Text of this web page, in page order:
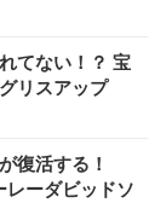
てない！？ 宝
リスアップ
復活する！
ーダビッドソ